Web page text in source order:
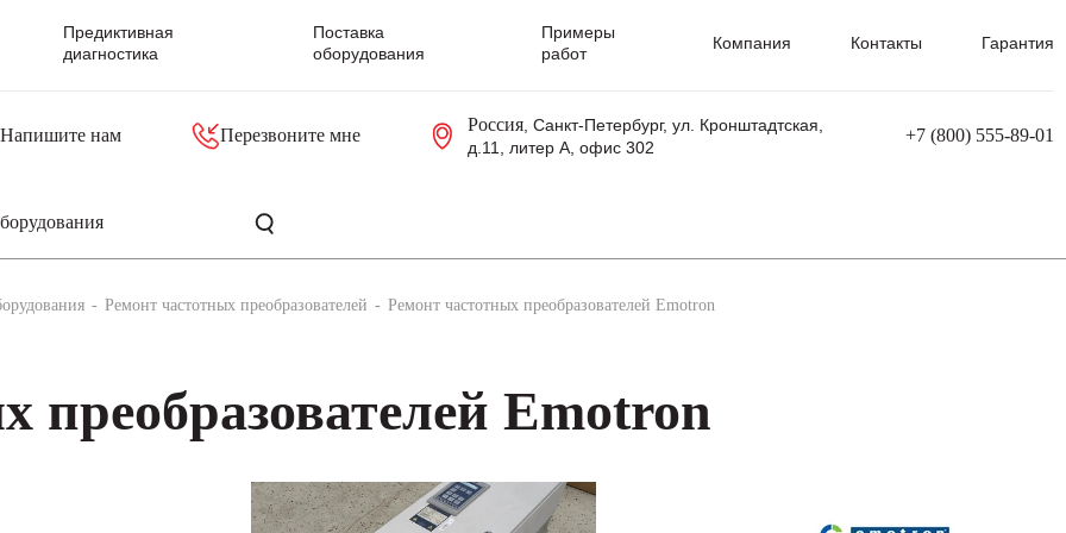
Предиктивная
диагностика
Поставка
оборудования
Примеры
работ
Компания Контакты Гарантия
Напишите нам Перезвоните мне
Россия, Санкт-Петербург, ул. Кронштадтская,
д.11, литер А, офис 302
+7 (800) 555-89-01
Ремонт частотных преобразователей Ремонт частотных преобразователей Emotron
преобразователей Emotron